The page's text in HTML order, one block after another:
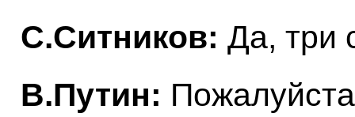
С.Ситников: Да, три
В.Путин: